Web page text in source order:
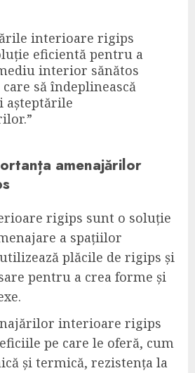
interioare rigips
eficientă pentru a
interior sănătos
să îndeplinească
așteptările
amenajărilor
rigips sunt o soluție
a spațiilor
plăcile de rigips și
pentru a crea forme și
interioare rigips
pe care le oferă, cum
și termică, rezistența la